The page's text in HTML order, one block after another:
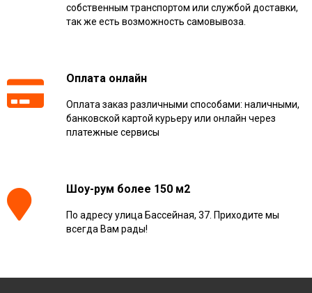
собственным транспортом или службой доставки,
так же есть возможность самовывоза.
Оплата онлайн
Оплата заказ различными способами: наличными,
банковской картой курьеру или онлайн через
платежные сервисы
Шоу-рум более 150 м2
По адресу улица Бассейная, 37. Приходите мы
всегда Вам рады!